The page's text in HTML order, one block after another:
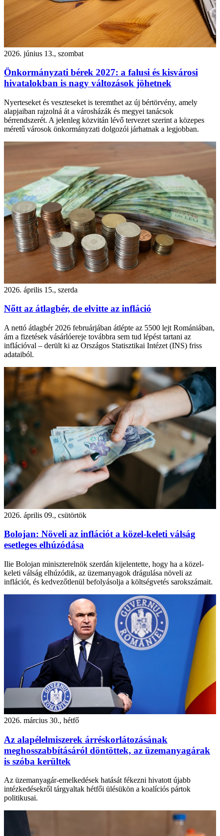
2026. június 13., szombat
Önkormányzati bérek 2027: a falusi és kisvárosi
hivatalokban is nagy változások jöhetnek
Nyerteseket és veszteseket is teremthet az új bértörvény, amely
alapjaiban rajzolná át a városházák és megyei tanácsok
bérrendszerét. A jelenleg közvitán lévő tervezet szerint a közepes
méretű városok önkormányzati dolgozói járhatnak a legjobban.
2026. április 15., szerda
Nőtt az átlagbér, de elvitte az infláció
A nettó átlagbér 2026 februárjában átlépte az 5500 lejt Romániában,
ám a fizetések vásárlóereje továbbra sem tud lépést tartani az
inflációval – derült ki az Országos Statisztikai Intézet (INS) friss
adataiból.
2026. április 09., csütörtök
Bolojan: Növeli az inflációt a közel-keleti válság
esetleges elhúzódása
Ilie Bolojan miniszterelnök szerdán kijelentette, hogy ha a közel-
keleti válság elhúzódik, az üzemanyagok drágulása növeli az
inflációt, és kedvezőtlenül befolyásolja a költségvetés sarokszámait.
2026. március 30., hétfő
Az alapélelmiszerek árréskorlátozásának
meghosszabbításáról döntöttek, az üzemanyagárak
is szóba kerültek
Az üzemanyagár-emelkedések hatását fékezni hivatott újabb
intézkedésekről tárgyaltak hétfői ülésükön a koalíciós pártok
politikusai.